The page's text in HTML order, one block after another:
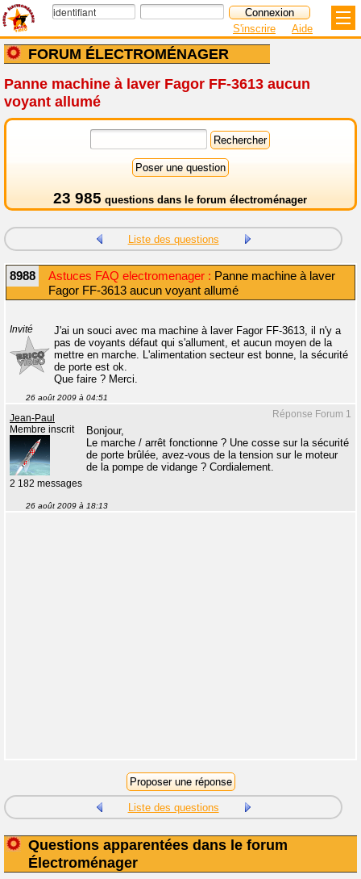
FORUM ÉLECTROMÉNAGER
S'inscrire Aide
Panne machine à laver Fagor FF-3613 aucun
voyant allumé
23 985 questions dans le forum électroménager
Liste des questions
8988 Astuces FAQ electromenager : Panne machine à laver
Fagor FF-3613 aucun voyant allumé
Invité
J'ai un souci avec ma machine à laver Fagor FF-3613, il n'y a
pas de voyants défaut qui s'allument, et aucun moyen de la
mettre en marche. L'alimentation secteur est bonne, la sécurité
de porte est ok.
Que faire ? Merci.
26 août 2009 à 04:51
Réponse Forum 1
Jean-Paul
Membre inscrit
2 182 messages
Bonjour,
Le marche / arrêt fonctionne ? Une cosse sur la sécurité
de porte brûlée, avez-vous de la tension sur le moteur
de la pompe de vidange ? Cordialement.
26 août 2009 à 18:13
Liste des questions
Questions apparentées dans le forum
Électroménager